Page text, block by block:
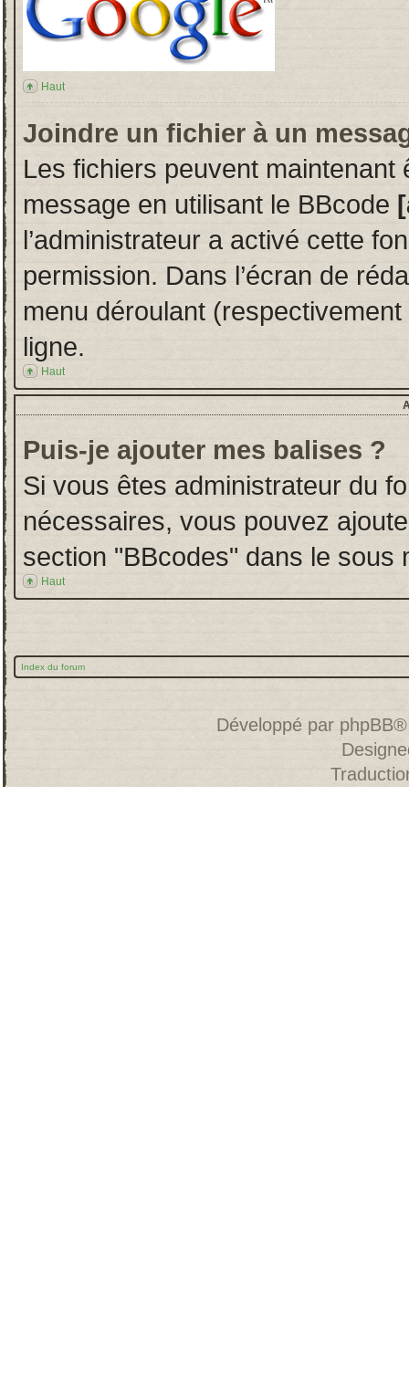
Haut
Joindre un fichier à un
Les fichiers peuvent maintenant
message en utilisant le BBcode
l’administrateur a activé cette
permission. Dans l’écran de
menu déroulant
ligne.
Haut
Puis-je ajouter mes balises ?
Si vous êtes administrateur du
nécessaires, vous pouvez
section "BBcodes" dans le sous
Haut
Index du forum
Développé par phpBB®